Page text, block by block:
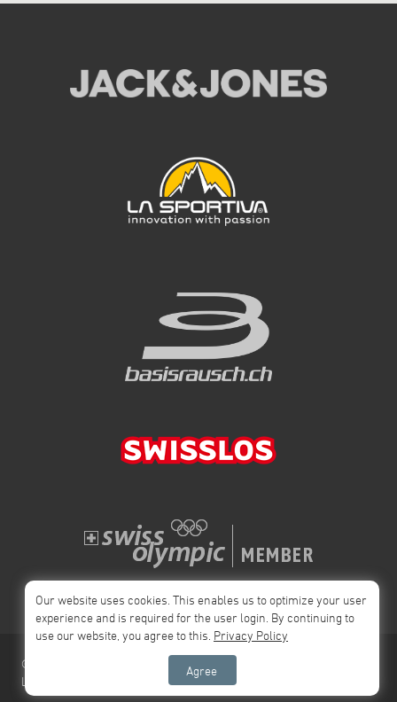
© 2026 Swiss
League
Impressum
Our website uses cookies. This enables us to optimize your user
experience and is required for the user login. By continuing to
use our website, you agree to this. Privacy Policy
Agree